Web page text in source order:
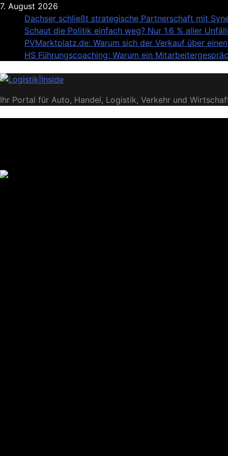
Skip
content
7. August 2026
Dachser schließt strategische Partnerschaft mit
Schaut die Politik einfach weg? Nur 1,6 % aller
PVMarktplatz.de: Warum sich der Verkauf über
HS Führungscoaching: Warum ein
Logistik|Inside
Ihr Portal für Auto, Handel, Logistik, Verkehr und